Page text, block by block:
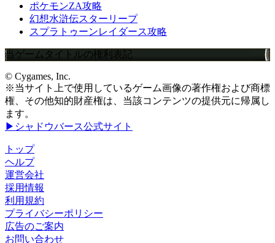
ポケモンZA攻略
幻想水滸伝スターリープ
スプラトゥーンレイダース攻略
当ゲームタイトルの権利表記
© Cygames, Inc.
※当サイト上で使用しているゲーム画像の著作権および商標
権、その他知的財産権は、当該コンテンツの提供元に帰属し
ます。
▶シャドウバース公式サイト
トップ
ヘルプ
運営会社
採用情報
利用規約
プライバシーポリシー
広告のご案内
お問い合わせ